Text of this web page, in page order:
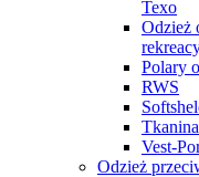
Texo
Odzież
Polary
RWS
Vest-
Odzież